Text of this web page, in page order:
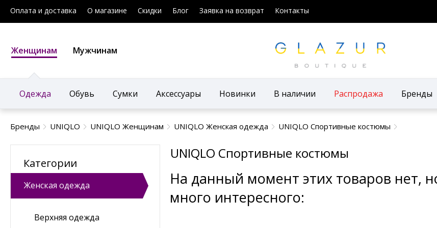
Оплата и доставка О магазине Скидки Блог Заявка на возврат Контакты
Женщинам
Одежда Обувь Сумки Аксессуары Новинки В наличии Распродажа Бренды
Мужчинам
Бренды UNIQLO UNIQLO Женщинам UNIQLO Женская одежда UNIQLO Спортивные костюмы
Категории
Женская одежда
Верхняя одежда
UNIQLO Спортивные костюмы
На данный момент этих товаров нет,
много интересного: